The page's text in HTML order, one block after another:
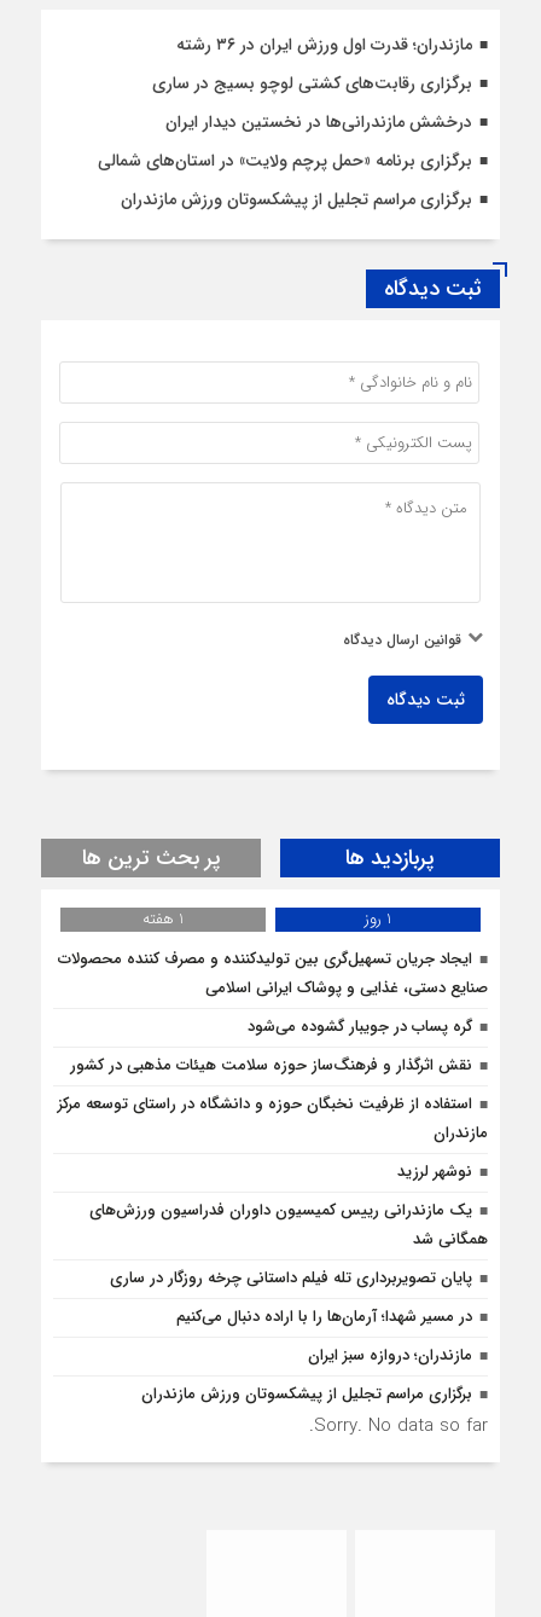
مازندران؛ قدرت اول ورزش ایران در ۳۶ رشته
برگزاری رقابت‌های کشتی لوچو بسیج در ساری
درخشش مازندرانی‌ها در نخستین دیدار ایران
برگزاری برنامه «حمل پرچم ولایت» در استان‌های شمالی
برگزاری مراسم تجلیل از پیشکسوتان ورزش مازندران
ثبت دیدگاه
قوانین ارسال دیدگاه
ثبت دیدگاه
پربازدید ها پر بحث ترین ها
1 روز
1 هفته
ایجاد جریان تسهیل‌گری بین تولیدکننده و مصرف کننده محصولات
صنایع دستی، غذایی و پوشاک ایرانی اسلامی
گره پساب در جویبار گشوده می‌شود
نقش اثرگذار و فرهنگ‌ساز حوزه سلامت هیئات مذهبی در کشور
استفاده از ظرفیت نخبگان حوزه و دانشگاه در راستای توسعه مرکز
مازندران
نوشهر لرزید
یک مازندرانی رییس کمیسیون داوران فدراسیون ورزش‌های
همگانی شد
پایان تصویربرداری تله فیلم داستانی چرخه روزگار در ساری
در مسیر شهدا؛ آرمان‌ها را با اراده دنبال می‌کنیم
مازندران؛ دروازه سبز ایران
برگزاری مراسم تجلیل از پیشکسوتان ورزش مازندران
Sorry. No data so far.